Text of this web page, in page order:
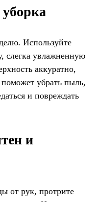
Используйте
слегка увлажненную
аккуратно,
убрать пыль,
и повреждать
и
от рук, протрите